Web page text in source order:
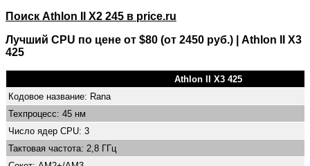
Поиск Athlon II X2 245 в price.ru
Лучший CPU по цене от $80 (от 2450 руб.) | Athlon II X3
425
Athlon II X3 425
Кодовое название: Rana
Техпроцесс: 45 нм
Число ядер CPU: 3
Тактовая частота: 2,8 ГГц